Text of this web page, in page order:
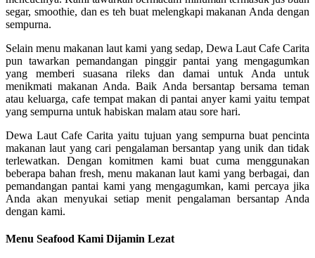
segar, smoothie, dan es teh buat melengkapi makanan Anda dengan
sempurna.
Selain menu makanan laut kami yang sedap, Dewa Laut Cafe Carita
pun tawarkan pemandangan pinggir pantai yang mengagumkan
yang memberi suasana rileks dan damai untuk Anda untuk
menikmati makanan Anda. Baik Anda bersantap bersama teman
atau keluarga, cafe tempat makan di pantai anyer kami yaitu tempat
yang sempurna untuk habiskan malam atau sore hari.
Dewa Laut Cafe Carita yaitu tujuan yang sempurna buat pencinta
makanan laut yang cari pengalaman bersantap yang unik dan tidak
terlewatkan. Dengan komitmen kami buat cuma menggunakan
beberapa bahan fresh, menu makanan laut kami yang berbagai, dan
pemandangan pantai kami yang mengagumkan, kami percaya jika
Anda akan menyukai setiap menit pengalaman bersantap Anda
dengan kami.
Menu Seafood Kami Dijamin Lezat